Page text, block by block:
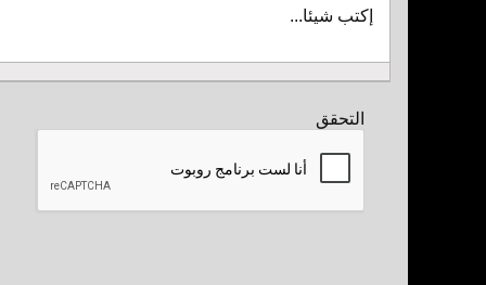
إكتب شيئا...
التحقق